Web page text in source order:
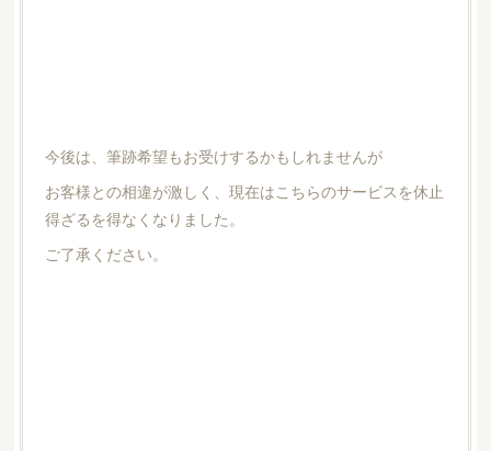
今後は、筆跡希望もお受けするかもしれませんが
お客様との相違が激しく、現在はこちらのサービスを休止
得ざるを得なくなりました。
ご了承ください。